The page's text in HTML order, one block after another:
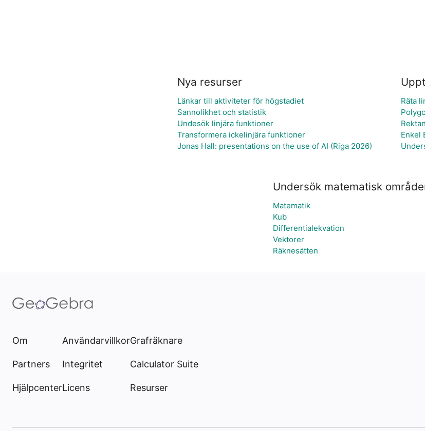
Nya resurser
Länkar till aktiviteter för högstadiet
Sannolikhet och statistik
Undesök linjära funktioner
Transformera ickelinjära funktioner
Jonas Hall: presentations on the use of AI (Riga 2026)
Räta
Enkel
Undersök matematisk
Matematik
Kub
Differentialekvation
Vektorer
Räknesätten
Om
Partners
Hjälpcenter
Användarvillkor
Integritet
Licens
Grafräknare
Calculator Suite
Resurser